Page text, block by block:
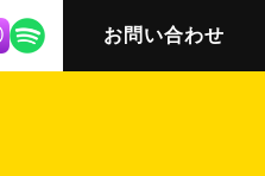
株式会社ニット
お問い合わせ